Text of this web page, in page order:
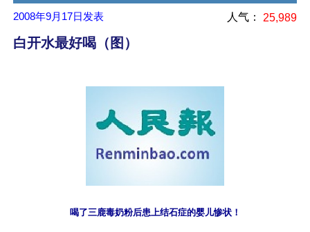
2008年9月17日 发表 人气： 25,989
白开水最好喝（图）
喝了三鹿毒奶粉后患上结石症的婴儿惨状！